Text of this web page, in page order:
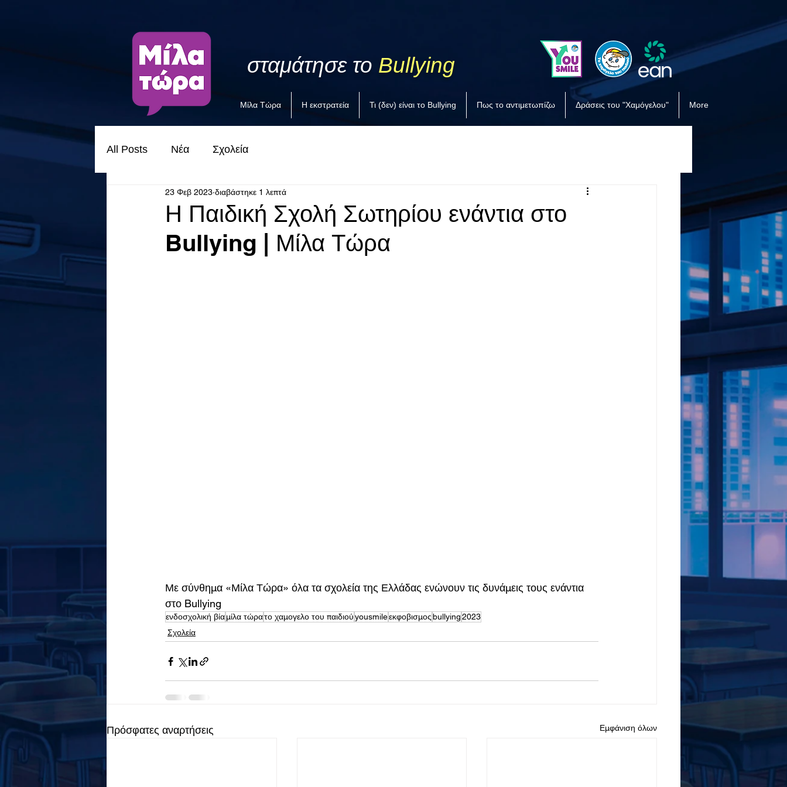
σταμάτησε το Bullying
Μίλα Τώρα Η εκστρατεία Τι (δεν) είναι το Bullying Πως το αντιμετωπίζω Δράσεις του "Χαμόγελου" More
All Posts Νέα Σχολεία
Η Παιδική Σχολή Σωτηρίου ενάντια στο
Bullying | Μίλα Τώρα
23 Φεβ 2023 διαβάστηκε 1 λεπτά
Με σύνθημα «Μίλα Τώρα» όλα τα σχολεία της Ελλάδας ενώνουν τις δυνάμεις τους ενάντια
στο Bullying
ενδοσχολική βίαμίλα τώρατο χαμογελο του παιδιούyousmileεκφοβισμοςbullying2023
Σχολεία
Πρόσφατες αναρτήσεις Εμφάνιση όλων